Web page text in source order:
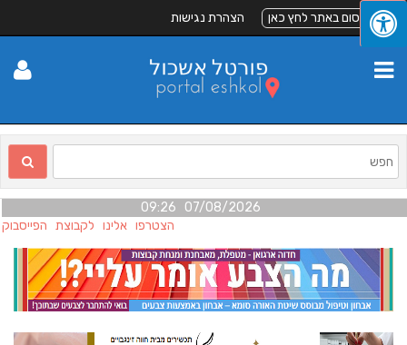
לפרסום באתר לחץ כאן הצהרת נגישות
07/08/2026 09:26
הצטרפו אלינו לקבוצת